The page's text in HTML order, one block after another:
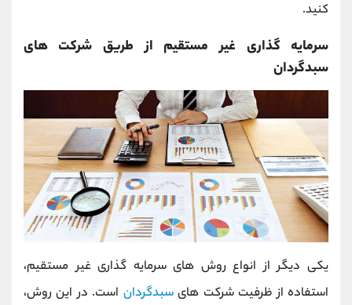
کنید.
سرمایه گذاری غیر مستقیم از طریق شرکت های
سبدگردان
یکی دیگر از انواع روش های سرمایه گذاری غیر مستقیم،
استفاده از ظرفیت شرکت هایسبدگردان است. در این روش،